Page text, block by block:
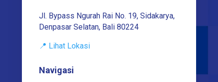
Jl. Bypass Ngurah Rai No. 19, Sidakarya,
Denpasar Selatan, Bali 80224
📍 Lihat Lokasi
Navigasi